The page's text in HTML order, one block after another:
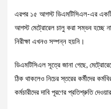
এরপর ১৫ আগস্ট ডিএমটিসিএল-এর একটি
আগস্ট মেট্রোরেল চালু করা সম্ভব হচ্ছে
নিরীক্ষা এখনও সম্পন্ন হয়নি।
ডিএমটিসিএল সূত্রে জানা গেছে,
ঠিক থাকলেও নিচের স্তরের কর্মীদের
কর্মচারীদের দাবি পূরণের প্রতিশ্রুতি